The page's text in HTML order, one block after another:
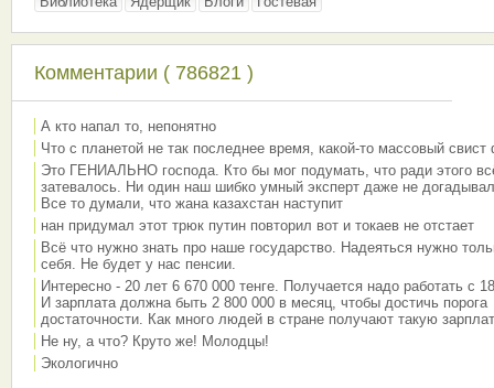
Комментарии ( 786821 )
А кто напал то, непонятно
Что с планетой не так последнее время, какой-то массовый свист
Это ГЕНИАЛЬНО господа. Кто бы мог подумать, что ради этого
затевалось. Ни один наш шибко умный эксперт даже не
Все то думали, что жана казахстан наступит
нан придумал этот трюк путин повторил вот и токаев не отстает
Всё что нужно знать про наше государство. Надеяться нужно
себя. Не будет у нас пенсии.
Интересно - 20 лет 6 670 000 тенге. Получается надо работать с
И зарплата должна быть 2 800 000 в месяц, чтобы достичь порога
достаточности. Как много людей в стране получают такую
Не ну, а что? Круто же! Молодцы!
Экологично